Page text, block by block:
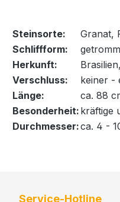
Steinsorte:
Granat,
Schliffform:
Herkunft:
Verschluss:
keiner -
Länge:
ca. 88
Besonderheit: kräftige
Durchmesser:ca. 4 -
Service-Hotline